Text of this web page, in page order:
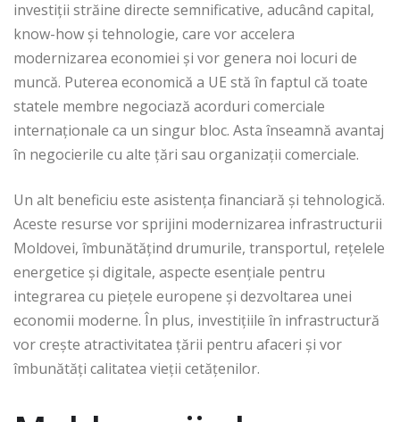
investiții străine directe semnificative, aducând capital,
know-how și tehnologie, care vor accelera
modernizarea economiei și vor genera noi locuri de
muncă. Puterea economică a UE stă în faptul că toate
statele membre negociază acorduri comerciale
internaționale ca un singur bloc. Asta înseamnă avantaj
în negocierile cu alte țări sau organizații comerciale.
Un alt beneficiu este asistența financiară și tehnologică.
Aceste resurse vor sprijini modernizarea infrastructurii
Moldovei, îmbunătățind drumurile, transportul, rețelele
energetice și digitale, aspecte esențiale pentru
integrarea cu piețele europene și dezvoltarea unei
economii moderne. În plus, investițiile în infrastructură
vor crește atractivitatea țării pentru afaceri și vor
îmbunătăți calitatea vieții cetățenilor.